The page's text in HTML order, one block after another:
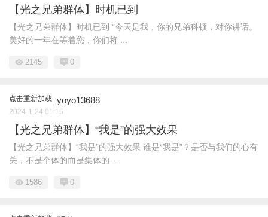
【光之兄弟群体】时机已到
【光之兄弟群体】时机已到 “今天是我，你的兄弟科顿，对你讲话。
美好的一年在等着您，你们将 ...
2145 0
点击重新加载 yoyo13688
2024-1-24 01:15
【光之兄弟群体】“我是”的强大效果
【光之兄弟群体】“我是”的强大效果 谁是“我是”？是否与我们的心有
关，不是个体的而是集体的 ...
1586 0